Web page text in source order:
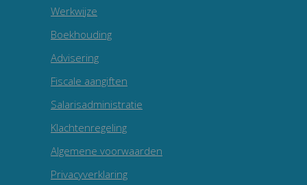
Werkwijze
Boekhouding
Advisering
Fiscale aangiften
Salarisadministratie
Klachtenregeling
Algemene voorwaarden
Privacyverklaring